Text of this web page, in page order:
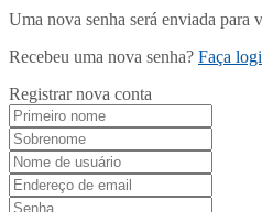
Uma nova senha será enviada para
Recebeu uma nova senha? Faça
Registrar nova conta